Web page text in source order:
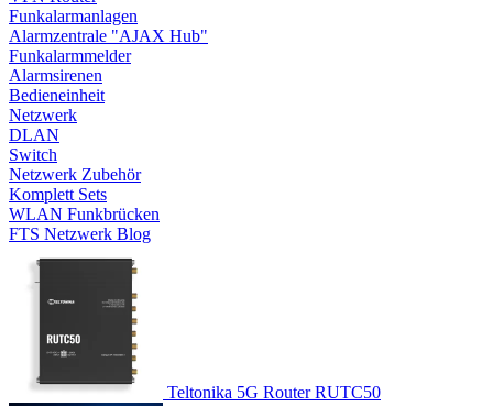
Funkalarmanlagen
Alarmzentrale "AJAX Hub"
Funkalarmmelder
Alarmsirenen
Bedieneinheit
Netzwerk
DLAN
Switch
Netzwerk Zubehör
Komplett Sets
WLAN Funkbrücken
FTS Netzwerk Blog
Teltonika 5G Router RUTC50